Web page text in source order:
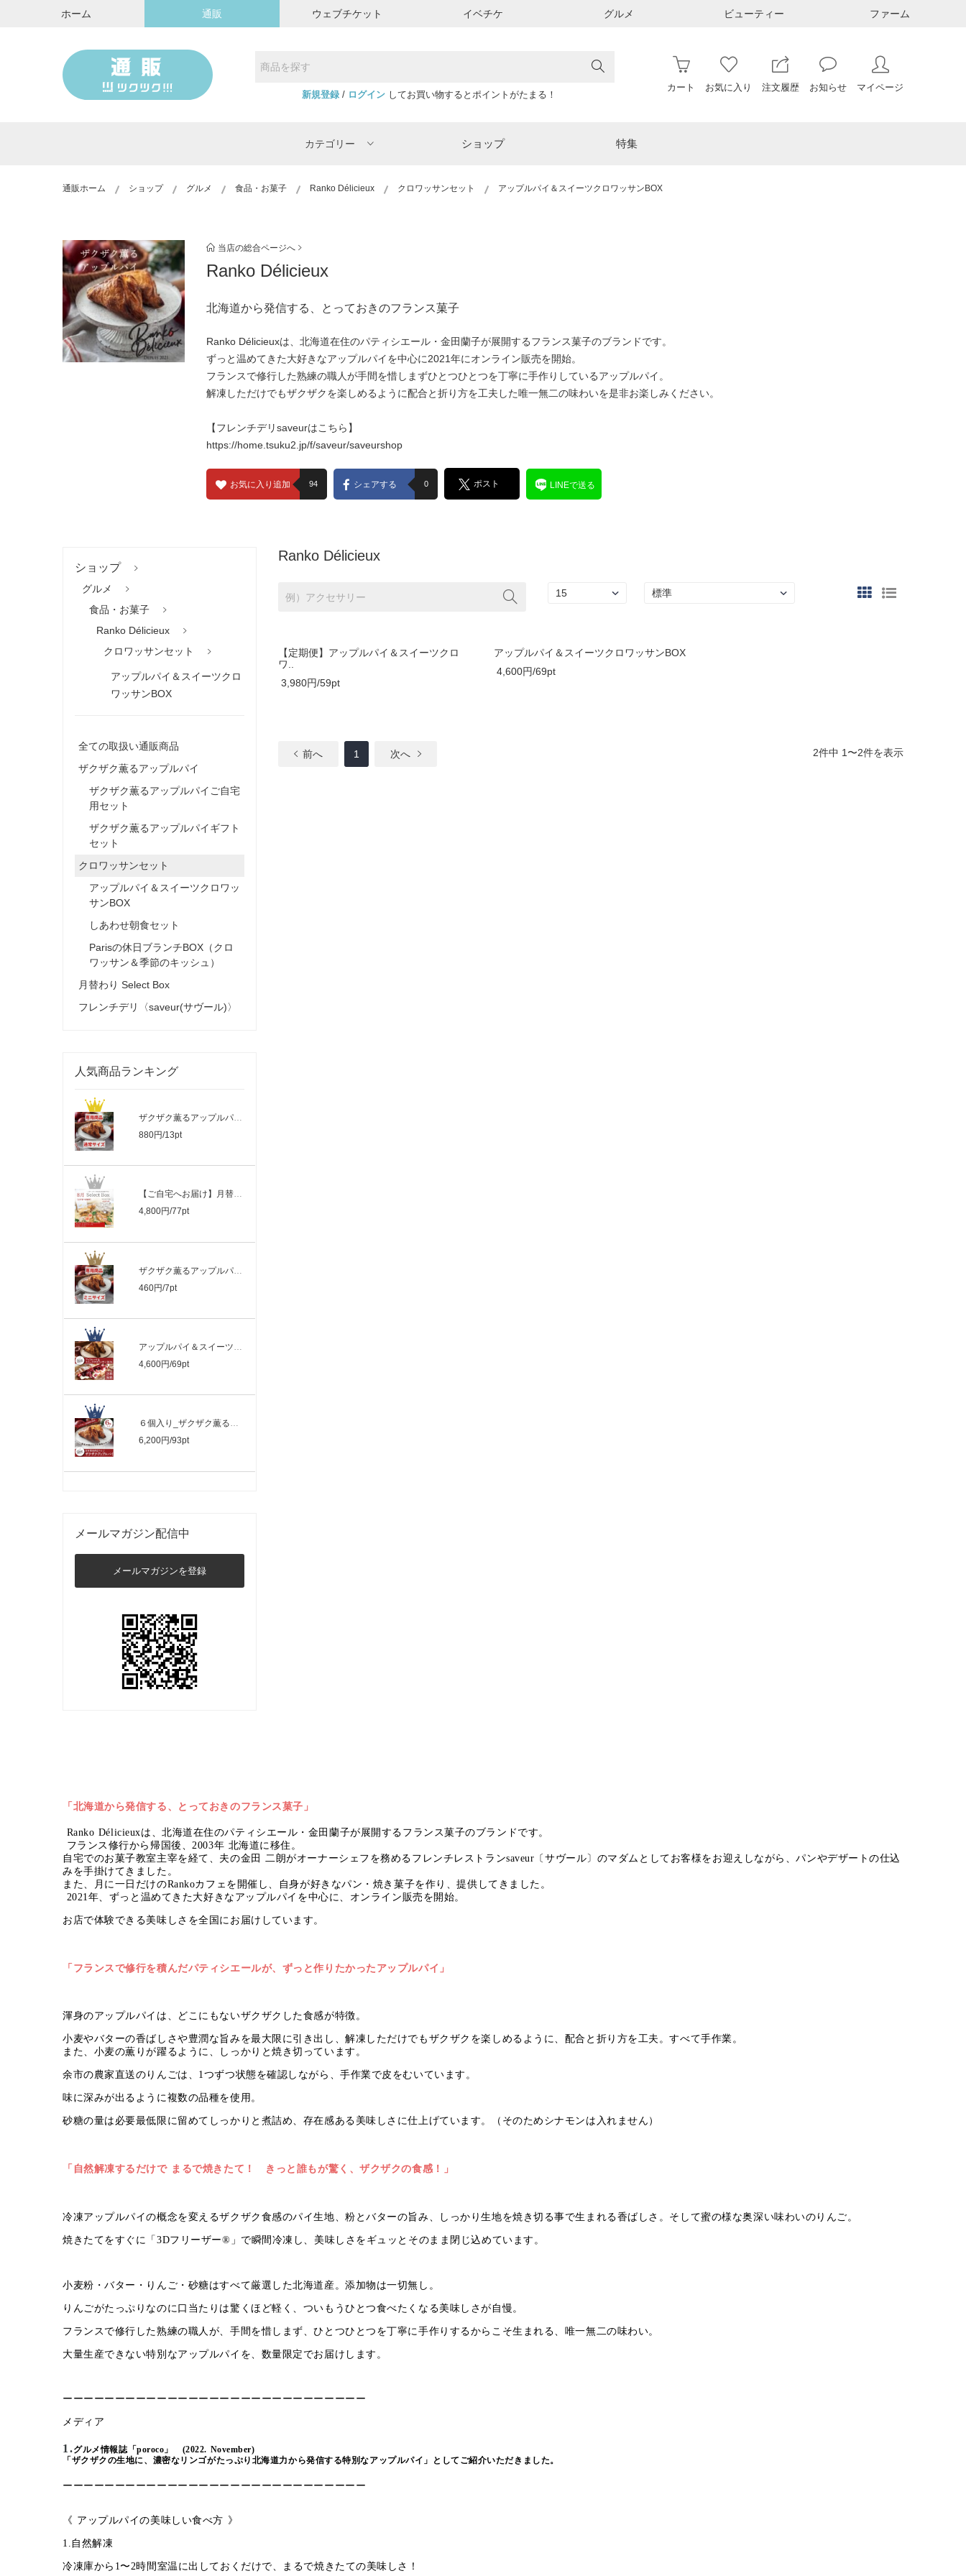
ホーム 通販 ウェブチケット イベチケ グルメ ビューティー ファーム
新規登録/ ログインしてお買い物するとポイントがたまる！
カート お気に入り 注文履歴 お知らせ マイページ
カテゴリー ショップ 特集
通販ホーム ショップ グルメ 食品・お菓子 Ranko Délicieux クロワッサンセット アップルパイ＆スイーツクロワッサンBOX
当店の総合ページへ
Ranko Délicieux
北海道から発信する、とっておきのフランス菓子
Ranko Délicieuxは、北海道在住のパティシエール・金田蘭子が展開するフランス菓子のブランドです。
ずっと温めてきた大好きなアップルパイを中心に2021年にオンライン販売を開始。
フランスで修行した熟練の職人が手間を惜しまずひとつひとつを丁寧に手作りしているアップルパイ。
解凍しただけでもザクザクを楽しめるように配合と折り方を工夫した唯一無二の味わいを是非お楽しみください。
【フレンチデリsaveurはこちら】
https://home.tsuku2.jp/f/saveur/saveurshop
お気に入り追加 94 シェアする 0 ポスト LINEで送る
ショップ
グルメ
食品・お菓子
Ranko Délicieux
クロワッサンセット
アップルパイ＆スイーツクロ
ワッサンBOX
全ての取扱い通販商品
ザクザク薫るアップルパイ
ザクザク薫るアップルパイご自宅
用セット
ザクザク薫るアップルパイギフト
セット
クロワッサンセット
アップルパイ＆スイーツクロワッ
サンBOX
しあわせ朝食セット
Parisの休日ブランチBOX（クロ
ワッサン＆季節のキッシュ）
月替わり Select Box
フレンチデリ〈saveur(サヴール)〉
人気商品ランキング
ザクザク薫るアップルパイ_通常サイズ
880円/13pt
【ご自宅へお届け】月替わり Select Box
4,800円/77pt
ザクザク薫るアップルパイ_ミニサイズ
460円/7pt
アップルパイ＆スイーツクロワッサンBOX
4,600円/69pt
６個入り_ザクザク薫るアップルパイ
6,200円/93pt
メールマガジン配信中
メールマガジンを登録
Ranko Délicieux
【定期便】アップルパイ＆スイーツクロ
ワ..
3,980円/59pt
アップルパイ＆スイーツクロワッサンBOX
4,600円/69pt
前へ 1 次へ 2件中 1〜2件を表示